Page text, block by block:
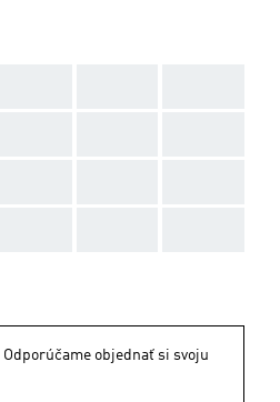
Odporúčame objednať si svoju